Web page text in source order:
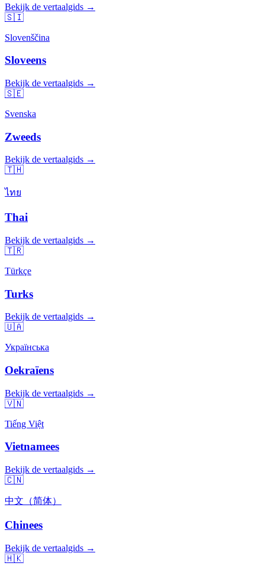
Bekijk de vertaalgids →
🇸🇮
Slovenščina
Sloveens
Bekijk de vertaalgids →
🇸🇪
Svenska
Zweeds
Bekijk de vertaalgids →
🇹🇭
ไทย
Thai
Bekijk de vertaalgids →
🇹🇷
Türkçe
Turks
Bekijk de vertaalgids →
🇺🇦
Українська
Oekraïens
Bekijk de vertaalgids →
🇻🇳
Tiếng Việt
Vietnamees
Bekijk de vertaalgids →
🇨🇳
中文（简体）
Chinees
Bekijk de vertaalgids →
🇭🇰